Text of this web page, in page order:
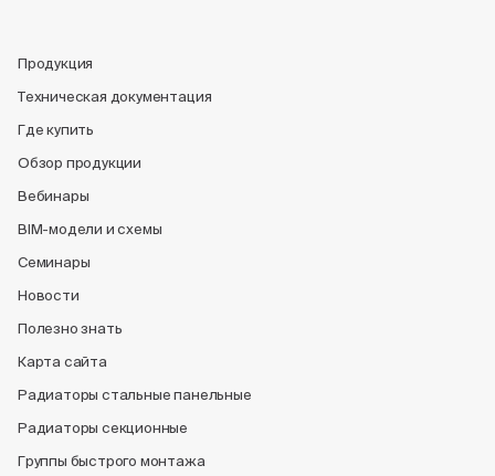
Продукция
Техническая документация
Где купить
Обзор продукции
Вебинары
BIM-модели и схемы
Семинары
Новости
Полезно знать
Карта сайта
Радиаторы стальные панельные
Радиаторы секционные
Группы быстрого монтажа